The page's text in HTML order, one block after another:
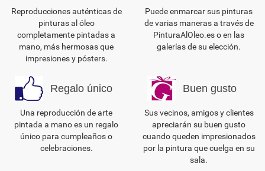
Reproducciones auténticas de
pinturas al óleo
completamente pintadas a
mano, más hermosas que
impresiones y pósters.
Puede enmarcar sus pinturas
de varias maneras a través de
PinturaAlOleo.es o en las
galerías de su elección.
Regalo único
Una reproducción de arte
pintada a mano es un regalo
único para cumpleaños o
celebraciones.
Buen gusto
Sus vecinos, amigos y clientes
apreciarán su buen gusto
cuando queden impresionados
por la pintura que cuelga en su
sala.